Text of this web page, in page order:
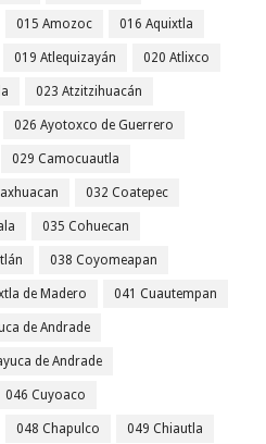
015 Amozoc 016 Aquixtla
019 Atlequizayán 020 Atlixco
023 Atzitzihuacán
026 Ayotoxco de Guerrero
029 Camocuautla
032 Coatepec
035 Cohuecan
038 Coyomeapan
de Madero 041 Cuautempan
de Andrade
de Andrade
046 Cuyoaco
048 Chapulco 049 Chiautla